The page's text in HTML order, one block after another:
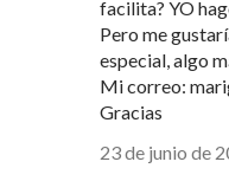
facilita? YO
Pero me
especial, algo
Mi correo:
Gracias
23 de junio de